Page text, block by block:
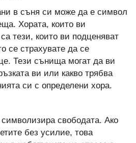
в съня си може да е символ
Хората, които ви
тези, които ви подценяват
се страхувате да се
Тези сънища могат да ви
ви или какво трябва
си с определени хора.
символизира свободата. Ако
без усилие, това